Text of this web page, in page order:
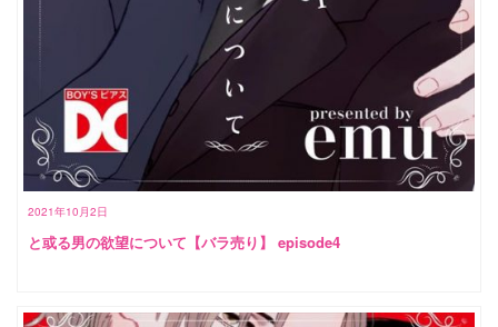
2021年10月2日
と或る男の欲望について【バラ売り】 episode4